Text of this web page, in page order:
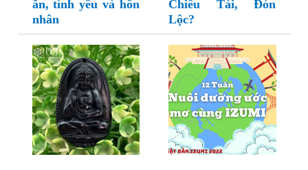
ăn, tình yêu và hôn
nhân
Chiêu Tài, Đón
Lộc?